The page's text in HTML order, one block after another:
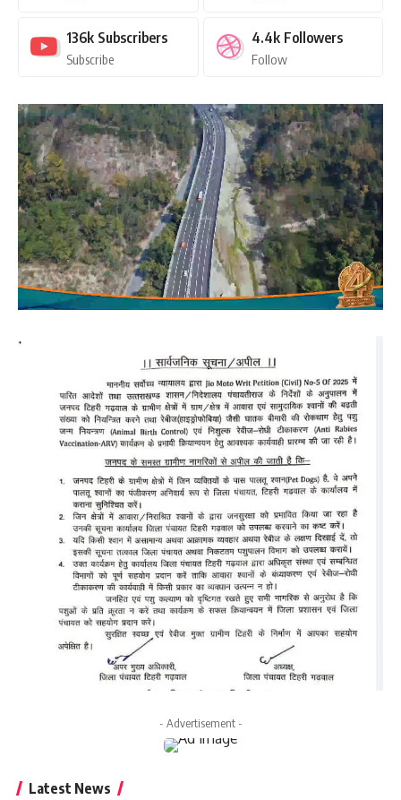
136k Subscribers
Subscribe
4.4k Followers
Follow
- Advertisement -
Latest News